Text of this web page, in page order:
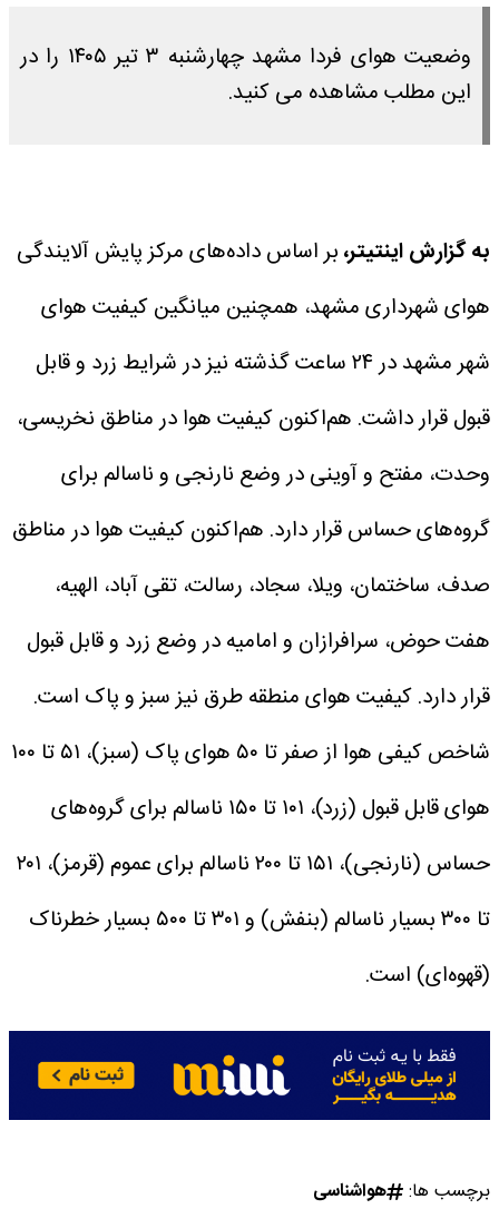
وضعیت هوای فردا مشهد چهارشنبه ۳ تیر ۱۴۰۵ را در
این مطلب مشاهده می کنید.
به گزارش اینتیتر،بر اساس داده‌های مرکز پایش آلایندگی
هوای شهرداری مشهد، همچنین میانگین کیفیت هوای
شهر مشهد در ۲۴ ساعت گذشته نیز در شرایط زرد و قابل
قبول قرار داشت. هم‌اکنون کیفیت هوا در مناطق نخریسی،
وحدت، مفتح و آوینی در وضع نارنجی و ناسالم برای
گروه‌های حساس قرار دارد. هم‌اکنون کیفیت هوا در مناطق
صدف، ساختمان، ویلا، سجاد، رسالت، تقی آباد، الهیه،
هفت حوض، سرافرازان و امامیه در وضع زرد و قابل قبول
قرار دارد.کیفیت هوای منطقه طرق نیز سبز و پاک است.
شاخص کیفی هوا از صفر تا ۵۰ هوای پاک (سبز)، ۵۱ تا ۱۰۰
هوای قابل قبول (زرد)، ۱۰۱ تا ۱۵۰ ناسالم برای گروه‌های
حساس (نارنجی)، ۱۵۱ تا ۲۰۰ ناسالم برای عموم (قرمز)، ۲۰۱
تا ۳۰۰ بسیار ناسالم (بنفش) و ۳۰۱ تا ۵۰۰ بسیار خطرناک
(قهوه‌ای) است.
برچسب ها: هواشناسی